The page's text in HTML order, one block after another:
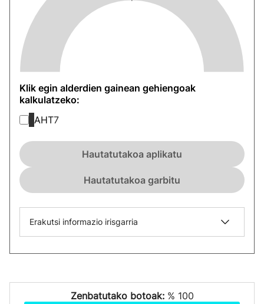
Klik egin alderdien gainean gehiengoak
kalkulatzeko:
AHT7
Hautatutakoa aplikatu
Hautatutakoa garbitu
Erakutsi informazio irisgarria
Zenbatutako botoak: % 100